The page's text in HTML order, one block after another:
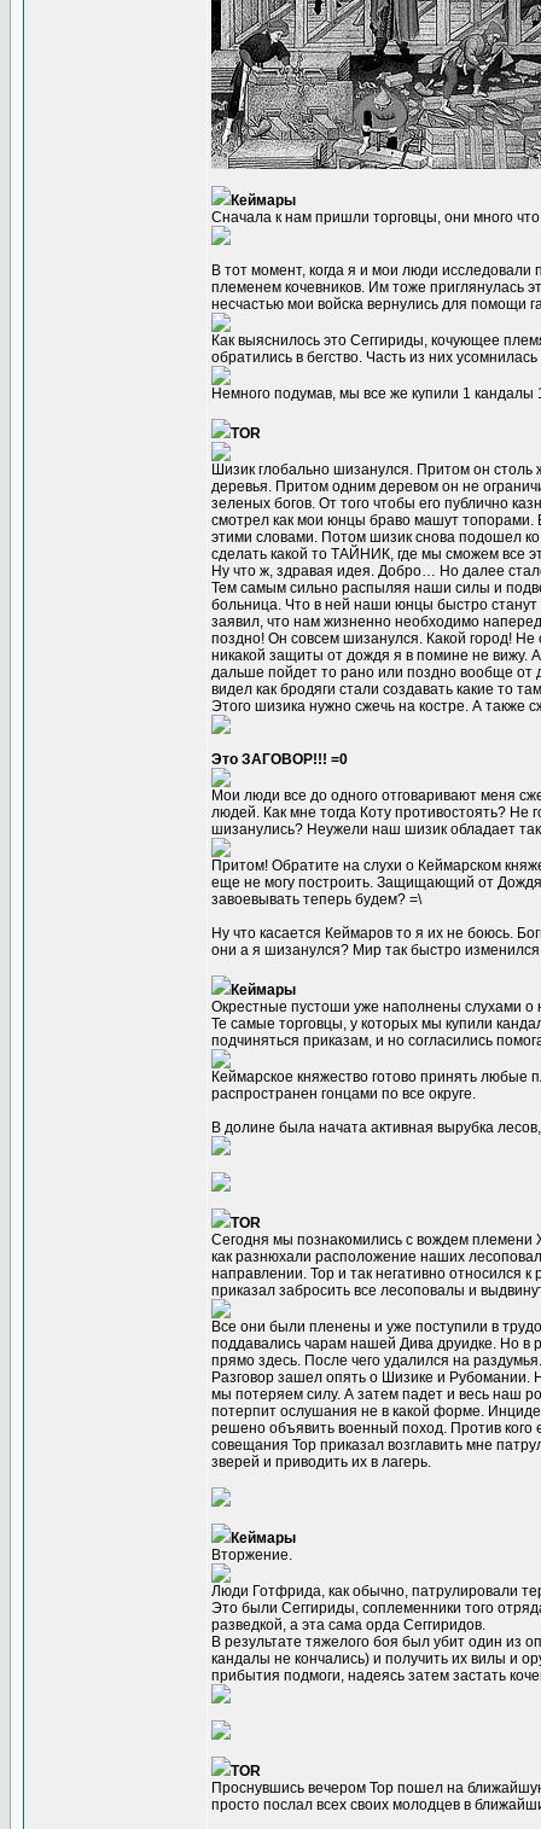
Кеймары
Сначала к нам пришли торговцы, они много
В тот момент, когда я и мои люди
племенем кочевников. Им тоже приглянулась
несчастью мои войска вернулись для помощи
Как выяснилось это Сеггириды, кочующее
обратились в бегство. Часть из них
Немного подумав, мы все же купили 1 кандалы
TOR
Шизик глобально шизанулся. Притом он столь
деревья. Притом одним деревом он не
зеленых богов. От того чтобы его публично
смотрел как мои юнцы браво машут топорами.
этими словами. Потом шизик снова подошел
сделать какой то ТАЙНИК, где мы сможем все
Ну что ж, здравая идея. Добро… Но далее
Тем самым сильно распыляя наши силы и
больница. Что в ней наши юнцы быстро
заявил, что нам жизненно необходимо
поздно! Он совсем шизанулся. Какой город!
никакой защиты от дождя я в помине не вижу.
дальше пойдет то рано или поздно вообще от
видел как бродяги стали создавать какие то
Этого шизика нужно сжечь на костре. А также
Это ЗАГОВОР!!! =0
Мои люди все до одного отговаривают меня
людей. Как мне тогда Коту противостоять? Не
шизанулись? Неужели наш шизик обладает
Притом! Обратите на слухи о Кеймарском
еще не могу построить. Защищающий от
завоевывать теперь будем? =\
Ну что касается Кеймаров то я их не боюсь.
они а я шизанулся? Мир так быстро
Кеймары
Окрестные пустоши уже наполнены слухами о
Те самые торговцы, у которых мы купили
подчиняться приказам, и но согласились
Кеймарское княжество готово принять любые
распространен гонцами по все округе.
В долине была начата активная вырубка
TOR
Сегодня мы познакомились с вождем
как разнюхали расположение наших
направлении. Тор и так негативно относился
приказал забросить все лесоповалы и
Все они были пленены и уже поступили в
поддавались чарам нашей Дива друидке. Но в
прямо здесь. После чего удалился на
Разговор зашел опять о Шизике и Рубомании.
мы потеряем силу. А затем падет и весь наш
потерпит ослушания не в какой форме.
решено объявить военный поход. Против
совещания Тор приказал возглавить мне
зверей и приводить их в лагерь.
Кеймары
Вторжение.
Люди Готфрида, как обычно, патрулировали
Это были Сеггириды, соплеменники того
разведкой, а эта сама орда Сеггиридов.
В результате тяжелого боя был убит один из
кандалы не кончались) и получить их вилы и
прибытия подмоги, надеясь затем застать
TOR
Проснувшись вечером Тор пошел на
просто послал всех своих молодцев в